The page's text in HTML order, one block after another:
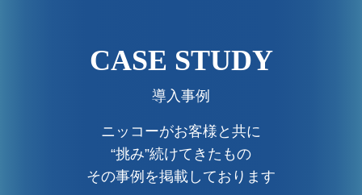
CASE STUDY
導入事例
ニッコーがお客様と共に
“挑み”続けてきたもの
その事例を掲載しております